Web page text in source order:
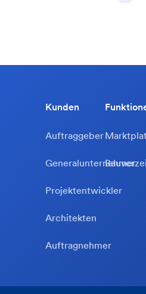
Kunden
Auftraggeber
Generalunternehmer
Projektentwickler
Architekten
Auftragnehmer